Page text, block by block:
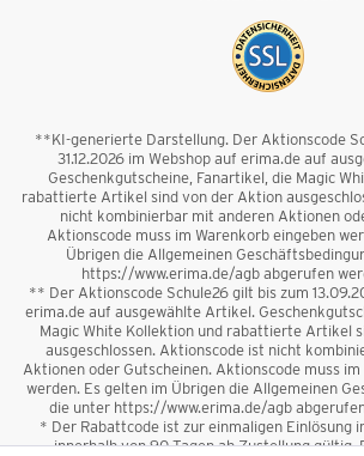
**KI-generierte Darstellung. Der Aktionscode
31.12.2026 im Webshop auf erima.de auf
Geschenkgutscheine, Fanartikel, die Magic
rabattierte Artikel sind von der Aktion
nicht kombinierbar mit anderen Aktionen
Aktionscode muss im Warenkorb eingeben
Übrigen die Allgemeinen
https://www.erima.de/agb abgerufen
** Der Aktionscode Schule26 gilt bis zum
erima.de auf ausgewählte Artikel.
Magic White Kollektion und rabattierte Artikel
ausgeschlossen. Aktionscode ist nicht
Aktionen oder Gutscheinen. Aktionscode muss
werden. Es gelten im Übrigen die Allgemeinen
die unter https://www.erima.de/agb
* Der Rabattcode ist zur einmaligen Einlösung
innerhalb von 90 Tagen ab Zustellung gültig.